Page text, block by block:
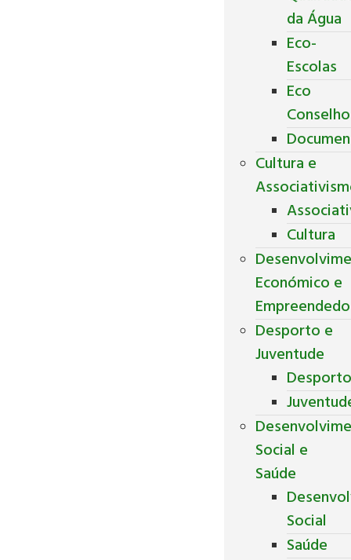
da Água
Eco-
Escolas
Eco
Cultura e
Cultura
Económico e
Desporto e
Juventude
Social e
Saúde
Social
Saúde